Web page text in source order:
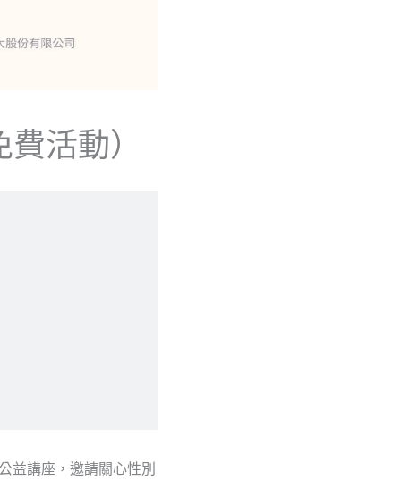
活動）
益講座，邀請關心性別